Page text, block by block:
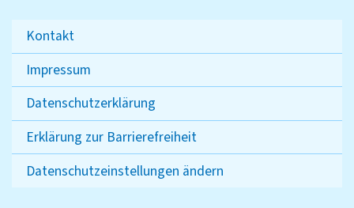
Kontakt
Impressum
Datenschutzerklärung
Erklärung zur Barrierefreiheit
Datenschutzeinstellungen ändern